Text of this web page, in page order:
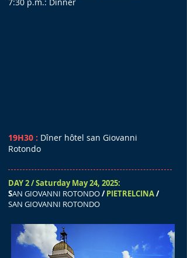
19H30 : Dîner hôtel san Giovanni
Rotondo
DAY 2 / Saturday May 24, 2025:
SAN GIOVANNI ROTONDO/ PIETRELCINA/
SAN GIOVANNI ROTONDO